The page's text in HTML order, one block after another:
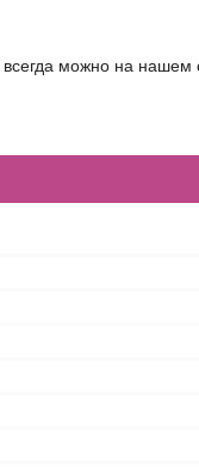
всегда можно на